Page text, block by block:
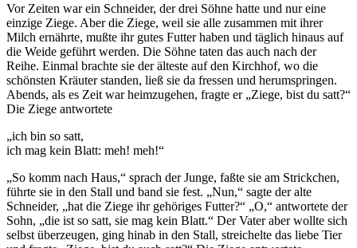
Vor Zeiten war ein Schneider, der drei Söhne hatte und nur eine
einzige Ziege. Aber die Ziege, weil sie alle zusammen mit ihrer
Milch ernährte, mußte ihr gutes Futter haben und täglich hinaus auf
die Weide geführt werden. Die Söhne taten das auch nach der
Reihe. Einmal brachte sie der älteste auf den Kirchhof, wo die
schönsten Kräuter standen, ließ sie da fressen und herumspringen.
Abends, als es Zeit war heimzugehen, fragte er „Ziege, bist du satt?“
Die Ziege antwortete
„ich bin so satt,
ich mag kein Blatt: meh! meh!“
„So komm nach Haus,“ sprach der Junge, faßte sie am Strickchen,
führte sie in den Stall und band sie fest. „Nun,“ sagte der alte
Schneider, „hat die Ziege ihr gehöriges Futter?“ „O,“ antwortete der
Sohn, „die ist so satt, sie mag kein Blatt.“ Der Vater aber wollte sich
selbst überzeugen, ging hinab in den Stall, streichelte das liebe Tier